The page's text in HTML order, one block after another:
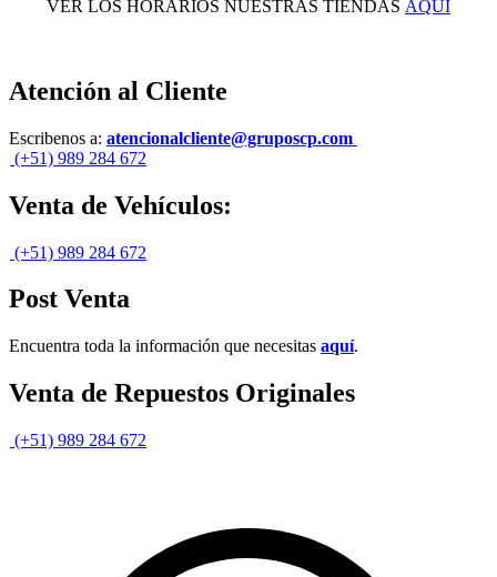
VER LOS HORARIOS NUESTRAS TIENDAS AQUÍ
Atención al Cliente
Escribenos a: atencionalcliente@gruposcp.com
(+51) 989 284 672
Venta de Vehículos:
(+51) 989 284 672
Post Venta
Encuentra toda la información que necesitas aquí.
Venta de Repuestos Originales
(+51) 989 284 672